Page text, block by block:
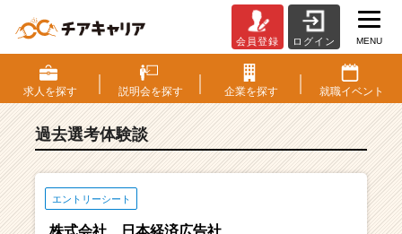
S・
選
考
験
会員登録 ログイン MENU
求人を探す 説明会を探す 企業を探す 就職イベント
過去選考体験談
エントリーシート
株式会社 日本経済広告社